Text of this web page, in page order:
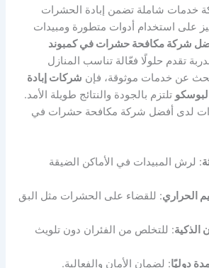
خدمات شاملة تضمن إبادة الحشرات
على استخدام أدوات متطورة ومبيدات
شركة مكافحة حشرات في كمبوند
تقدم حلولًا فعّالة تناسب المنازل
عن خدمات موثوقة، فإن شركات إبادة
تلتزم بالجودة والنتائج طويلة الأمد.
لدى أفضل شركة مكافحة حشرات في
: لرش المبيدات في الأماكن الضيقة
الحراري: للقضاء على الحشرات مثل البق
الذكية: للتخلص من الفئران دون تلويث
دوليًا: لضمان الأمان والفعالية.